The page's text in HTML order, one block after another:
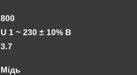
800
U 1 ~ 230 ± 10% В
3.7
Мідь